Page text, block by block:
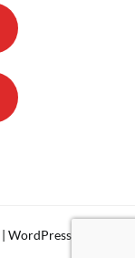
| WordPress Theme by